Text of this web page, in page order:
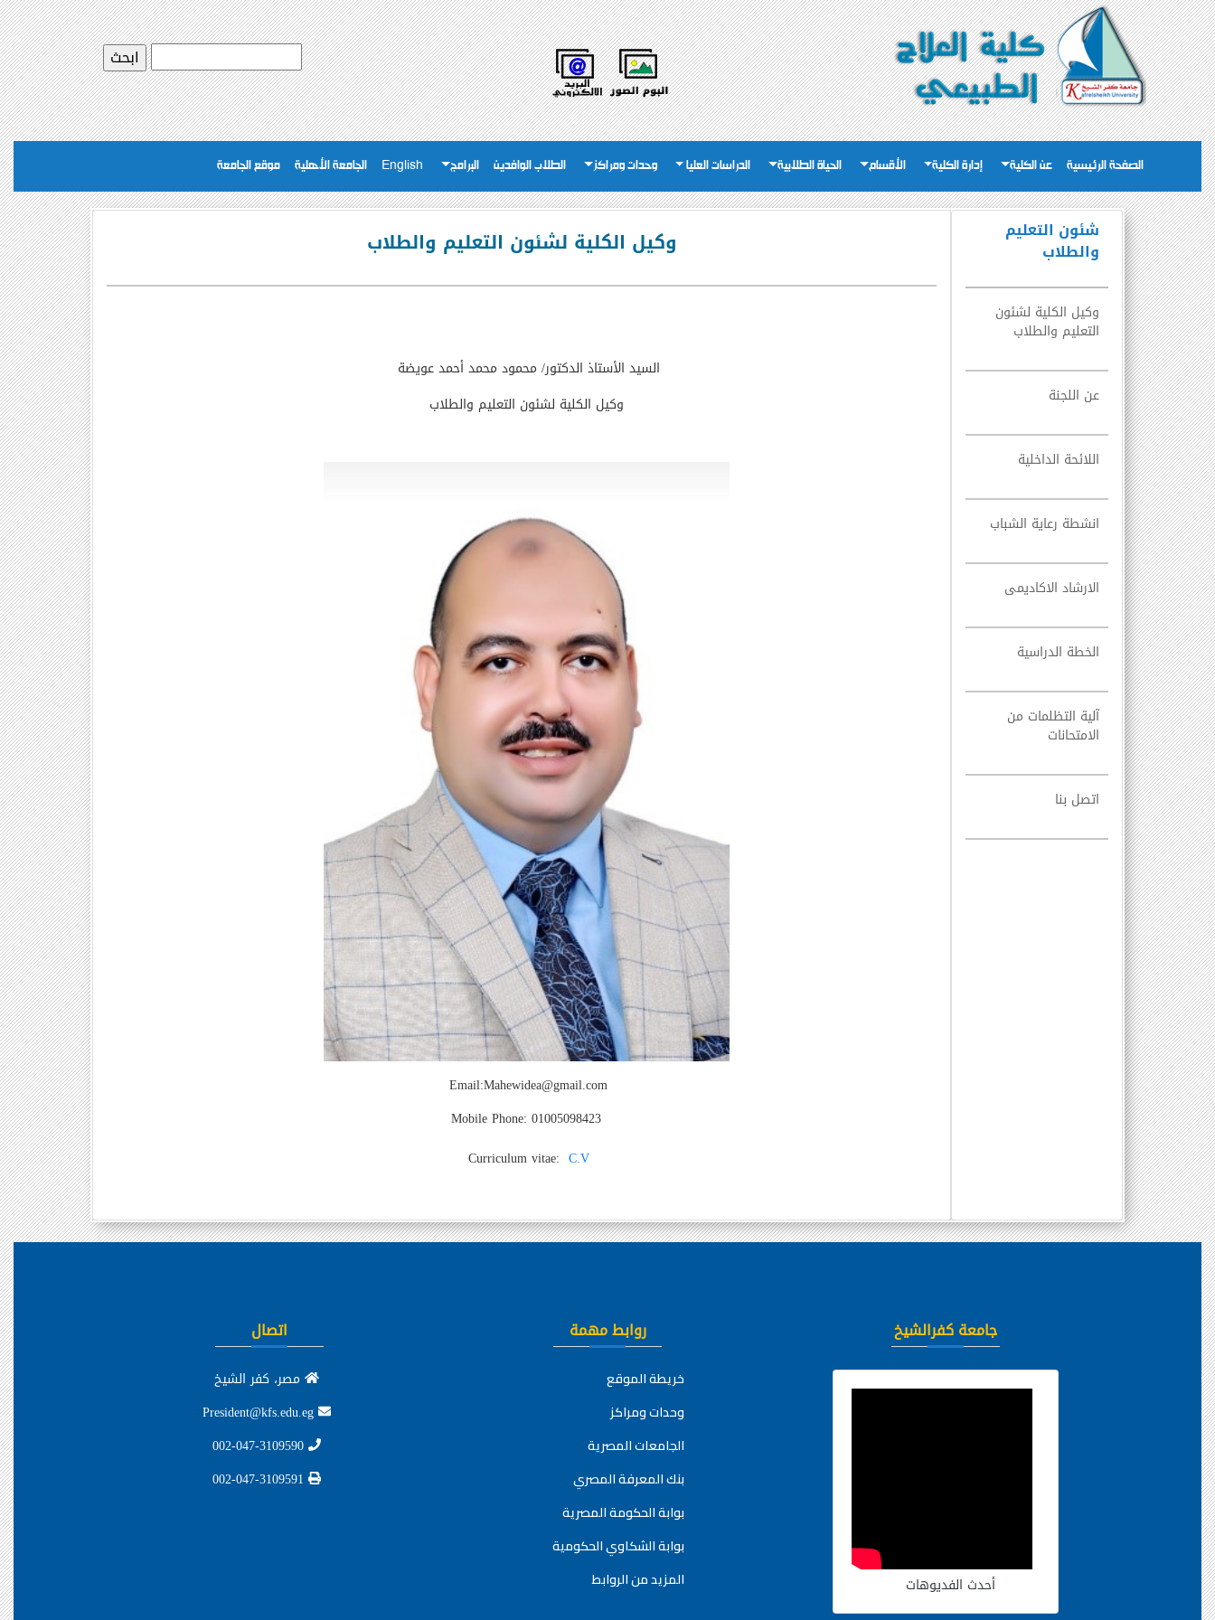
الصفحة الرئيسية عن الكلية إدارة الكلية الأقسام الحياة الطلابية الدراسات العليا وحدات ومراكز الطلاب الوافدين البرامج English الجامعة الأهلية موقع الجامعة
شئون التعليم
والطلاب
وكيل الكلية لشئون
التعليم والطلاب
عن اللجنة
اللائحة الداخلية
انشطة رعاية الشباب
الارشاد الاكاديمى
الخطة الدراسية
آلية التظلمات من
الامتحانات
اتصل بنا
وكيل الكلية لشئون التعليم والطلاب
السيد الأستاذ الدكتور/ محمود محمد أحمد عويضة
وكيل الكلية لشئون التعليم والطلاب
Email:Mahewidea@gmail.com
Mobile Phone: 01005098423
Curriculum vitae: C.V
جامعة كفرالشيخ
أحدث الفديوهات
روابط مهمة
خريطة الموقع
وحدات ومراكز
الجامعات المصرية
بنك المعرفة المصري
بوابة الحكومة المصرية
بوابة الشكاوي الحكومية
المزيد من الروابط
اتصال
مصر، كفر الشيخ